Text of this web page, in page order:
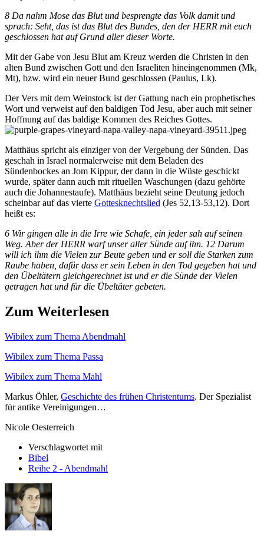
8 Da nahm Mose das Blut und besprengte das Volk damit und
sprach: Seht, das ist das Blut des Bundes, den der HERR mit euch
geschlossen hat auf Grund aller dieser Worte.
Mit der Gabe von Jesu Blut am Kreuz werden die Christen in den
alten Bund zwischen Gott und den Israeliten hineingenommen (Mk,
Mt), bzw. wird ein neuer Bund geschlossen (Paulus, Lk).
Der Vers mit dem Weinstock ist der Gattung nach ein prophetisches
Wort und verweist auf den baldigen Tod Jesu, aber auch mit seiner
Hoffnung auf das baldige Kommen des Reiches Gottes.
Matthäus spricht als einziger von der Vergebung der Sünden. Das
geschah in Israel normalerweise mit dem Beladen des
Sündenbockes an Jom Kippur, der dann in die Wüste geschickt
wurde, später dann auch mit rituellen Waschungen (dazu gehörte
auch die Johannestaufe). Matthäus bezieht seine Deutung jedoch
scheinbar auf das vierte Gottesknechtslied (Jes 52,13-53,12). Dort
heißt es:
6 Wir gingen alle in die Irre wie Schafe, ein jeder sah auf seinen
Weg. Aber der HERR warf unser aller Sünde auf ihn. 12 Darum
will ich ihm die Vielen zur Beute geben und er soll die Starken zum
Raube haben, dafür dass er sein Leben in den Tod gegeben hat und
den Übeltätern gleichgerechnet ist und er die Sünde der Vielen
getragen hat und für die Übeltäter gebeten.
Zum Weiterlesen
Wibilex zum Thema Abendmahl
Wibilex zum Thema Passa
Wibilex zum Thema Mahl
Markus Öhler, Geschichte des frühen Christentums. Der Spezialist
für antike Vereinigungen…
Nicole Oesterreich
Verschlagwortet mit
Bibel
Reihe 2 - Abendmahl